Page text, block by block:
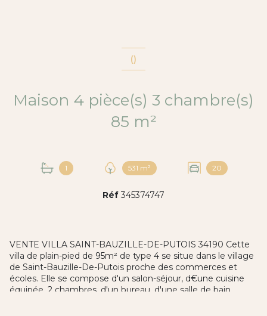
()
Maison 4 pièce(s) 3 chambre(s)
85 m²
1 531 m² 20
Réf345374747
VENTE VILLA SAINT-BAUZILLE-DE-PUTOIS 34190 Cette
villa de plain-pied de 95m² de type 4 se situe dans le village
de Saint-Bauzille-De-Putois proche des commerces et
écoles. Elle se compose d'un salon-séjour, d€une cuisine
équipée, 2 chambres, d'un bureau, d'une salle de bain,